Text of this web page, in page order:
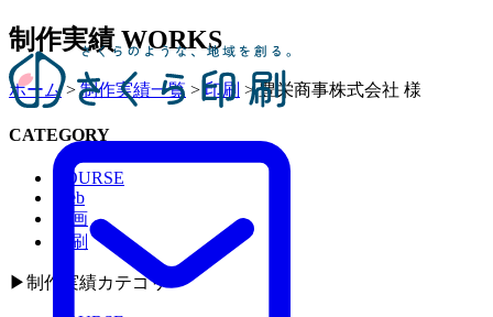
制作実績WORKS
ホーム>制作実績一覧 > 印刷 >豊栄商事株式会社 様
CATEGORY
COURSE
Web
動画
印刷
▶︎制作実績カテゴリー